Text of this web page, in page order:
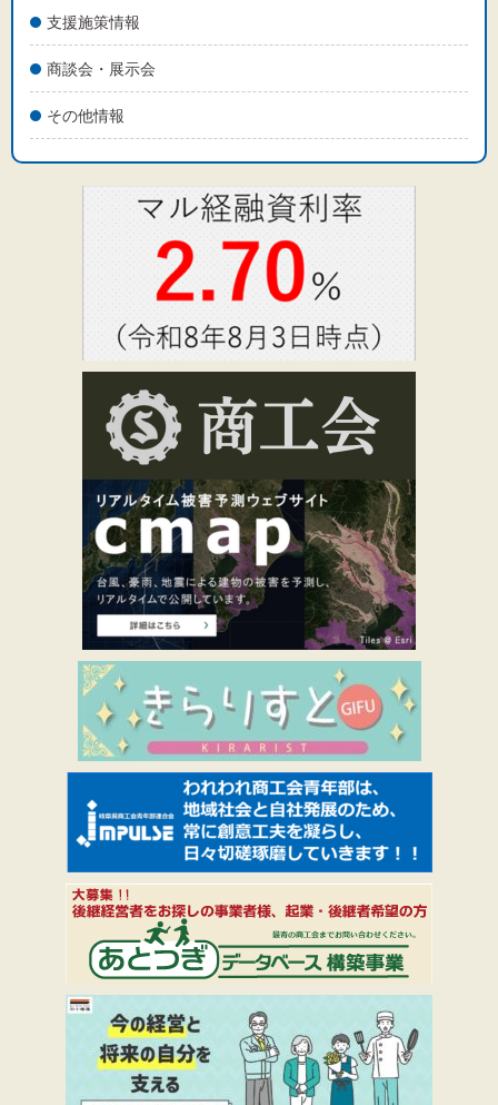
支援施策情報
商談会・展示会
その他情報